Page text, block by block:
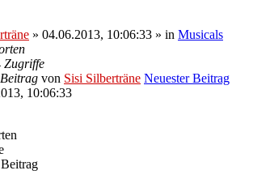
» 04.06.2013, 10:06:33 » in Musicals
Zugriffe
von Sisi Silberträne Neuester Beitrag
10:06:33